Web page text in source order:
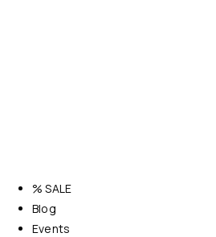
% SALE
Blog
Events